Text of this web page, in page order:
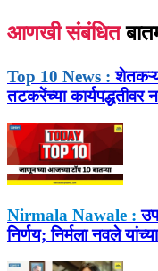
आणखी संबंधित
Top 10 News :
तटकरेंच्या कार्यपद्धतीवर
Nirmala Nawale :
निर्णय; निर्मला नवले